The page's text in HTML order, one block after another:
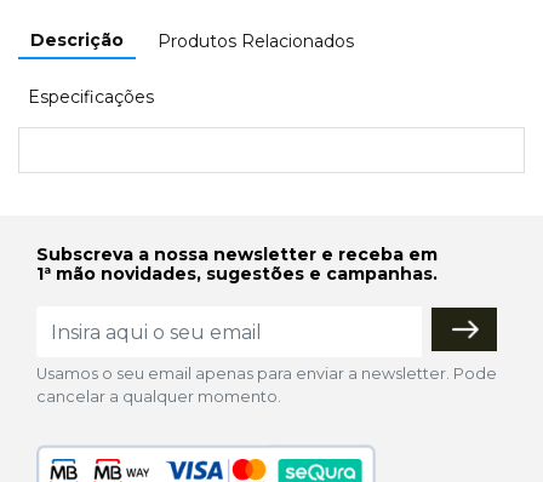
Descrição Produtos Relacionados
Especificações
Subscreva a nossa newsletter e receba em
1ª mão novidades, sugestões e campanhas.
Usamos o seu email apenas para enviar a newsletter. Pode
cancelar a qualquer momento.